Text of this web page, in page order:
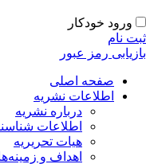
ورود خودکار
نام
رمز عبور
صفحه اصلی
اطلاعات نشریه
درباره نشریه
اطلاعات
هیات تحریریه
اهداف و زمینه‌ها